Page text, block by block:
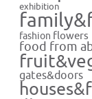
exhibition
fashion flowers
food from
gates&doors